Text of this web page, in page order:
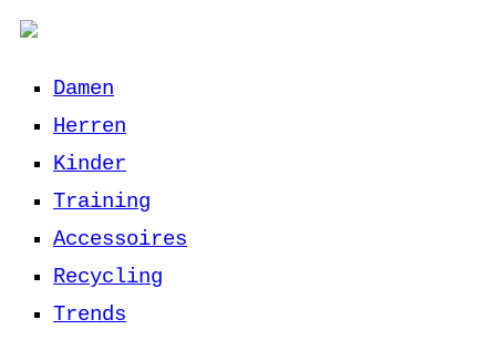
Damen
Herren
Kinder
Training
Accessoires
Recycling
Trends